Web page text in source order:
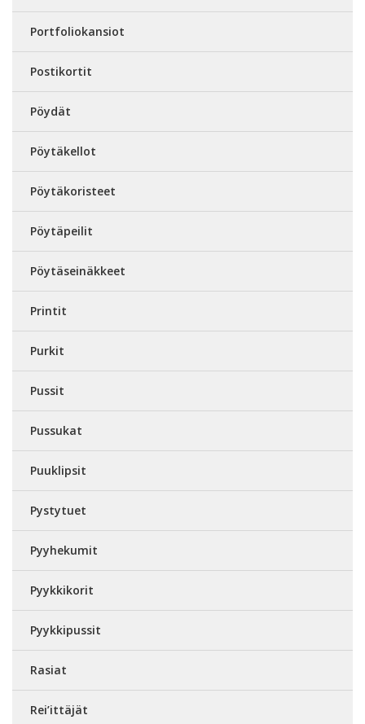
Portfoliokansiot
Postikortit
Pöydät
Pöytäkellot
Pöytäkoristeet
Pöytäpeilit
Pöytäseinäkkeet
Printit
Purkit
Pussit
Pussukat
Puuklipsit
Pystytuet
Pyyhekumit
Pyykkikorit
Pyykkipussit
Rasiat
Rei’ittäjät